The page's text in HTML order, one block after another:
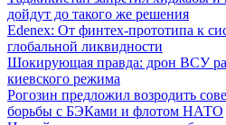
дойдут до такого же решения
Edenex: От финтех-прототипа к
глобальной ликвидности
Шокирующая правда: дрон ВСУ
киевского режима
Рогозин предложил возродить
борьбы с БЭКами и флотом НАТО